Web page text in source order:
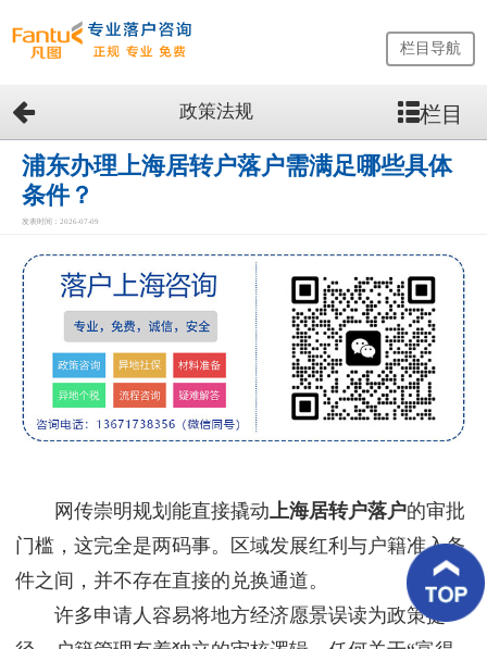
网
站
首
页
留
生
务
优
案
栏目导航
政策法规 栏目
浦东办理上海居转户落户需满足哪些具体
条件？
发表时间：2026-07-09
网传崇明规划能直接撬动上海居转户落户的审批
门槛，这完全是两码事。区域发展红利与户籍准入条
件之间，并不存在直接的兑换通道。
许多申请人容易将地方经济愿景误读为政策捷